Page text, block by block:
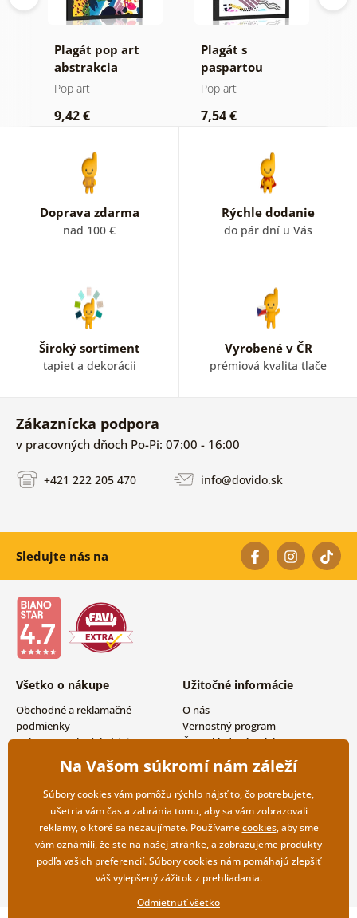
Plagát pop art
abstrakcia
Pop art
9,42 €
Plagát s
paspartou
Memphis vzor v
Pop art
7,54 €
Doprava zdarma
nad 100 €
Rýchle dodanie
do pár dní u Vás
Široký sortiment
tapiet a dekorácii
Vyrobené v ČR
prémiová kvalita tlače
Zákaznícka podpora
v pracovných dňoch Po-Pi: 07:00 - 16:00
+421 222 205 470 info@dovido.sk
Sledujte nás na
Všetko o nákupe
Obchodné a reklamačné
podmienky
Ochrana osobných údajov
Možnosti dopravy a platby
Vrátenie tovaru
Užitočné informácie
O nás
Vernostný program
Často kladené otázky
Magazín
Kontakty
Veľkoobchodná spolupráca
Na Vašom súkromí nám záleží
Súbory cookies vám pomôžu rýchlo nájsť to, čo potrebujete,
ušetria vám čas a zabránia tomu, aby sa vám zobrazovali
reklamy, o ktoré sa nezaujímate. Používamecookies, aby sme
vám oznámili, že ste na našej stránke, a zobrazujeme produkty
podľa vašich preferencií. Súbory cookies nám pomáhajú zlepšiť
váš vylepšený zážitok z prehliadania.
Odmietnuť všetko